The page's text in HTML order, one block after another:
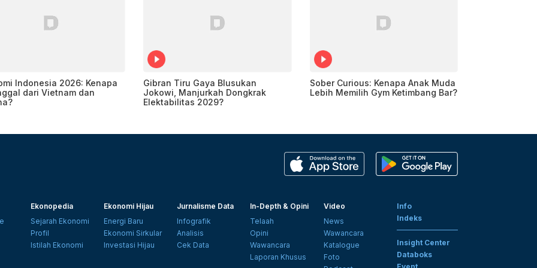
Indonesia 2026: Kenapa
dari Vietnam dan
Gibran Tiru Gaya Blusukan
Jokowi, Manjurkah Dongkrak
Elektabilitas 2029?
Sober Curious: Kenapa Anak Muda
Lebih Memilih Gym Ketimbang Bar?
Ekonopedia
Sejarah Ekonomi
Profil
Istilah Ekonomi
Ekonomi Hijau
Energi Baru
Ekonomi Sirkular
Investasi Hijau
Jurnalisme Data
Infografik
Analisis
Cek Data
In-Depth & Opini
Telaah
Opini
Wawancara
Laporan Khusus
Video
News
Wawancara
Katalogue
Foto
Info
Indeks
Insight Center
Databoks